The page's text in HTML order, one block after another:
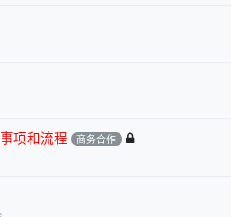
项和流程 商务合作